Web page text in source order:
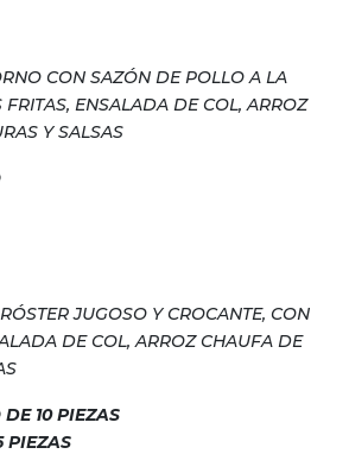
CON SAZÓN DE POLLO A LA
FRITAS, ENSALADA DE COL, ARROZ
Y SALSAS
JUGOSO Y CROCANTE, CON
DE COL, ARROZ CHAUFA DE
10 PIEZAS
PIEZAS